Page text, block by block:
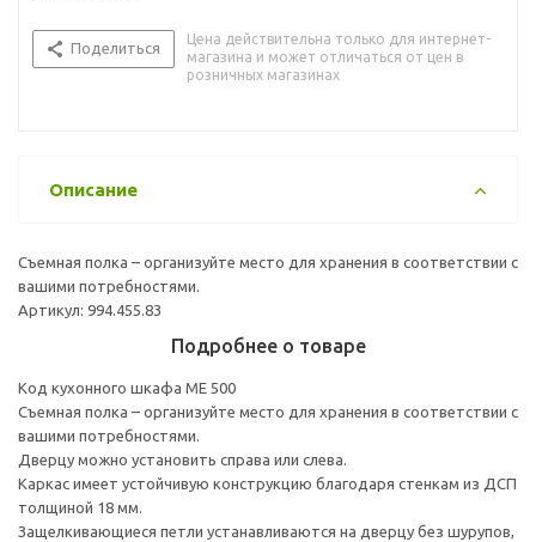
Поделиться
Цена действительна только для интернет-
магазина и может отличаться от цен в
розничных магазинах
Описание
Съемная полка – организуйте место для хранения в соответствии с
вашими потребностями.
Артикул: 994.455.83
Подробнее о товаре
Код кухонного шкафа ME 500
Съемная полка – организуйте место для хранения в соответствии с
вашими потребностями.
Дверцу можно установить справа или слева.
Каркас имеет устойчивую конструкцию благодаря стенкам из ДСП
толщиной 18 мм.
Защелкивающиеся петли устанавливаются на дверцу без шурупов,